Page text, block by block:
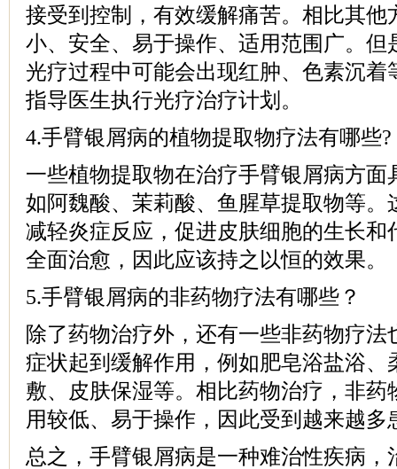
接受到控制，有效缓解痛苦。相比其他
小、安全、易于操作、适用范围广。但
光疗过程中可能会出现红肿、色素沉着
指导医生执行光疗治疗计划。
4.手臂银屑病的植物提取物疗法有哪些?
一些植物提取物在治疗手臂银屑病方面
如阿魏酸、茉莉酸、鱼腥草提取物等。
减轻炎症反应，促进皮肤细胞的生长和
全面治愈，因此应该持之以恒的效果。
5.手臂银屑病的非药物疗法有哪些？
除了药物治疗外，还有一些非药物疗法
症状起到缓解作用，例如肥皂浴盐浴、
敷、皮肤保湿等。相比药物治疗，非药
用较低、易于操作，因此受到越来越多
总之，手臂银屑病是一种难治性疾病，